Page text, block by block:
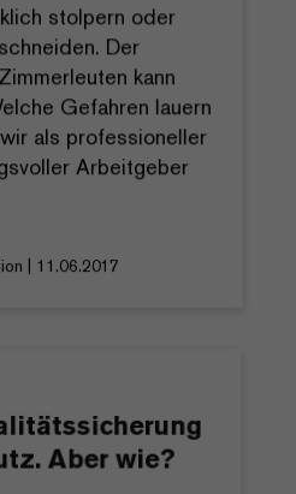
stolpern oder
Der
kann
Gefahren lauern
als professioneller
Arbeitgeber
| 11.06.2017
Aber wie?